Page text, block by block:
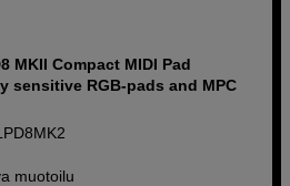
MKII Compact MIDI Pad
sensitive RGB-pads and MPC
muotoilu